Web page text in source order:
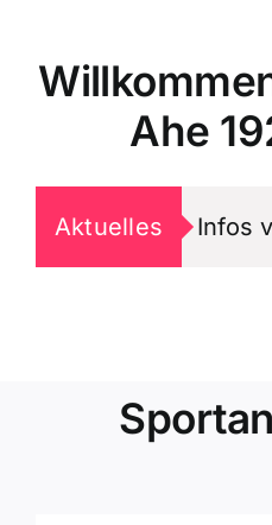
Ahe
Aktuelles Infos